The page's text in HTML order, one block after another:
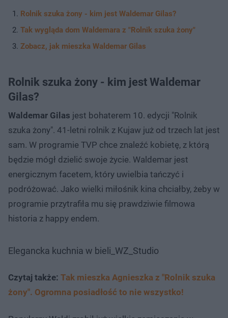
Rolnik szuka żony - kim jest Waldemar Gilas?
Tak wygląda dom Waldemara z "Rolnik szuka żony"
Zobacz, jak mieszka Waldemar Gilas
Rolnik szuka żony - kim jest Waldemar
Gilas?
Waldemar Gilas jest bohaterem 10. edycji "Rolnik
szuka żony". 41-letni rolnik z Kujaw już od trzech lat jest
sam. W programie TVP chce znaleźć kobietę, z którą
będzie mógł dzielić swoje życie. Waldemar jest
energicznym facetem, który uwielbia tańczyć i
podróżować. Jako wielki miłośnik kina chciałby, żeby w
programie przytrafiła mu się prawdziwie filmowa
historia z happy endem.
Elegancka kuchnia w bieli_WZ_Studio
Czytaj także: Tak mieszka Agnieszka z "Rolnik szuka
żony". Ogromna posiadłość to nie wszystko!